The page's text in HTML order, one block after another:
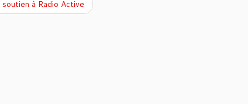
à Radio Active